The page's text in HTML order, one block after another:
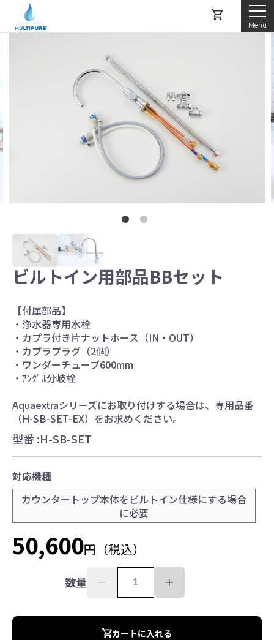
マルチピュアとは
よくある質問
お水ブログ
新規会員登録
Menu
ビルトイン用部品BBセット
【付属部品】
・浄水器専用水栓
・カプラ付き片ナットホース（IN・OUT）
・カプラプラグ（2個）
・ワンダーチューブ600mm
・ｱﾝｸﾞﾙ分岐栓
Aquaextraシリーズにお取り付けする場合は、専用品番
（H-SB-SET-EX）をお求めください。
型番 :H-SB-SET
対応機種
カウンタートップ本体をビルトイン仕様にする場合
に必要
50,600円（税込）
数量
カートに入れる